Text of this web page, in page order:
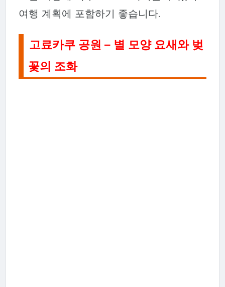
여행 계획에 포함하기 좋습니다.
고료카쿠 공원 – 별 모양 요새와 벚
꽃의 조화